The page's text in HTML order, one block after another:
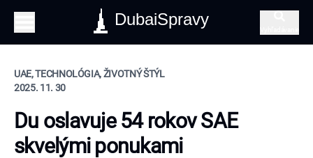
DubaiSpravy
UAE, TECHNOLÓGIA, ŽIVOTNÝ ŠTÝL
2025. 11. 30
Du oslavuje 54 rokov SAE
skvelými ponukami